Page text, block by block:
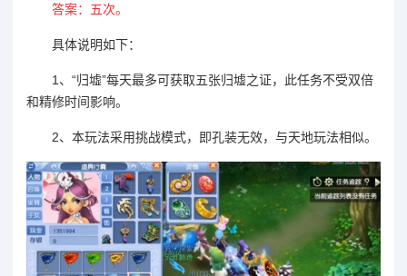
答案：五次。
具体说明如下：
1、“归墟”每天最多可获取五张归墟之证，此任务不受双倍
和精修时间影响。
2、本玩法采用挑战模式，即孔装无效，与天地玩法相似。